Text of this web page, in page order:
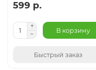
599 р.
В корзину
Быстрый заказ